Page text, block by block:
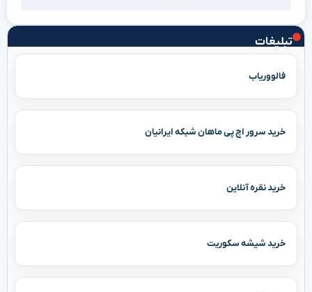
تبلیغات
فالووریاب
خرید سرور اچ پی ماهان شبکه ایرانیان
خرید نقره آنلاین
خرید شیشه سکوریت